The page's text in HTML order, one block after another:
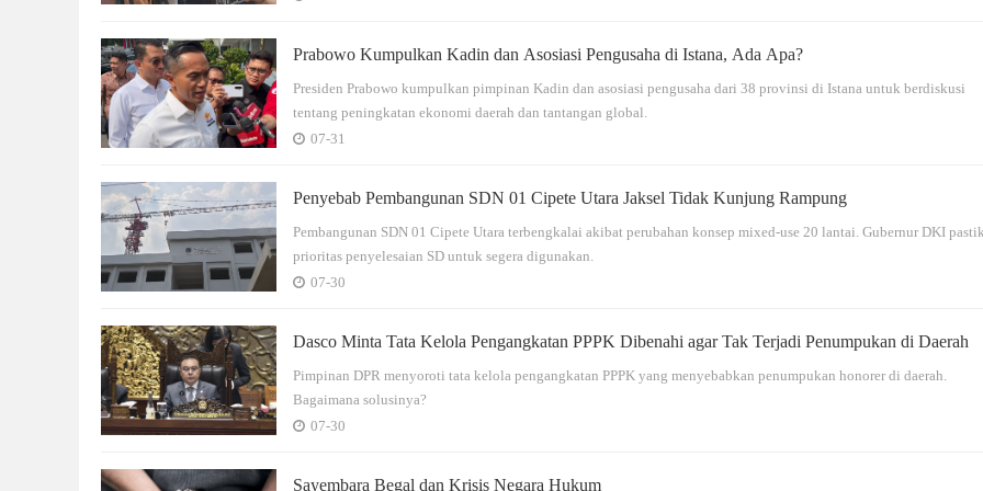
Prabowo Kumpulkan Kadin dan Asosiasi Pengusaha di Istana, Ada Apa?
Presiden Prabowo kumpulkan pimpinan Kadin dan asosiasi pengusaha dari 38 provinsi di Istana untuk berdiskusi
tentang peningkatan ekonomi daerah dan tantangan global.
07-31
Penyebab Pembangunan SDN 01 Cipete Utara Jaksel Tidak Kunjung Rampung
Pembangunan SDN 01 Cipete Utara terbengkalai akibat perubahan konsep mixed-use 20 lantai. Gubernur DKI
prioritas penyelesaian SD untuk segera digunakan.
07-30
Dasco Minta Tata Kelola Pengangkatan PPPK Dibenahi agar Tak Terjadi Penumpukan di Daerah
Pimpinan DPR menyoroti tata kelola pengangkatan PPPK yang menyebabkan penumpukan honorer di daerah.
Bagaimana solusinya?
07-30
Sayembara Begal dan Krisis Negara Hukum